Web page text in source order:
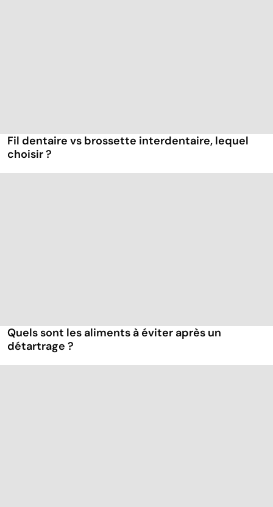
Fil dentaire vs brossette interdentaire, lequel
choisir ?
Quels sont les aliments à éviter après un
détartrage ?